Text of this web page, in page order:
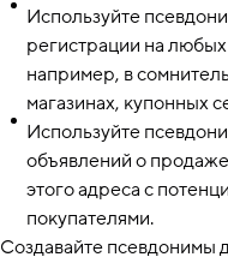
Используйте
регистрации на
например, в
магазинах, купонных
Используйте
объявлений о
этого адреса с
покупателями.
Создавайте псевдонимы